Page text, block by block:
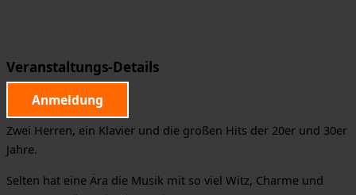
Veranstaltungs-Details
Anmeldung
Zwei Herren, ein Klavier und die großen Hits der 20er und 30er
Jahre.
Selten hat eine Ära die Musik mit so viel Witz, Charme und